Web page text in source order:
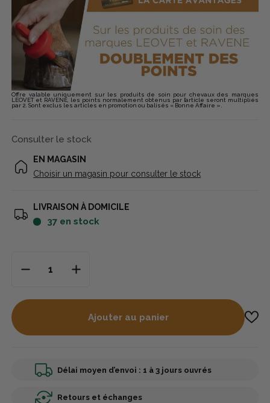
Offre valable uniquement sur les produits de soin pour chevaux des marques
LEOVET et RAVENE, les points normalement obtenus par l’article seront multipliés
par 2. Sont exclus les articles en promotion ou balisés « Bonne Affaire ».
Consulter le stock
EN MAGASIN
Choisir un magasin pour consulter le stock
LIVRAISON À DOMICILE
37 en stock
Ajouter au panier
Délai moyen d’envoi : 1 à 3 jours ouvrés
Retours et échanges